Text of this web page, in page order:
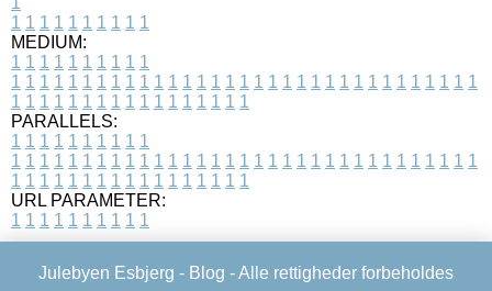
1 1 1 1 1 1 1 1 1 1
MEDIUM:
1 1 1 1 1 1 1 1 1 1
1 1 1 1 1 1 1 1 1 1 1 1 1 1 1 1 1 1 1 1 1 1 1 1 1 1 1 1 1 1 1 1 1
1 1 1 1 1 1 1 1 1 1 1 1 1 1 1 1 1
PARALLELS:
1 1 1 1 1 1 1 1 1 1
1 1 1 1 1 1 1 1 1 1 1 1 1 1 1 1 1 1 1 1 1 1 1 1 1 1 1 1 1 1 1 1 1
1 1 1 1 1 1 1 1 1 1 1 1 1 1 1 1 1
URL PARAMETER:
1 1 1 1 1 1 1 1 1 1
Julebyen Esbjerg - Blog - Alle rettigheder forbeholdes